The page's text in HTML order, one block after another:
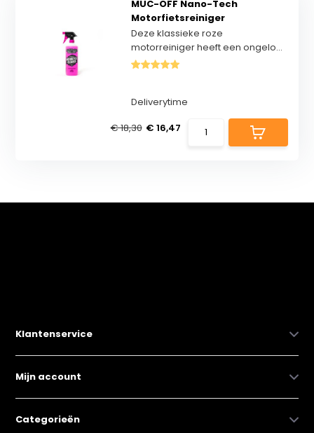
MUC-OFF Nano-Tech
Motorfietsreiniger
Deze klassieke roze
motorreiniger heeft een ongelo...
Deliverytime
€ 18,30 € 16,47
Klantenservice
Mijn account
Categorieën